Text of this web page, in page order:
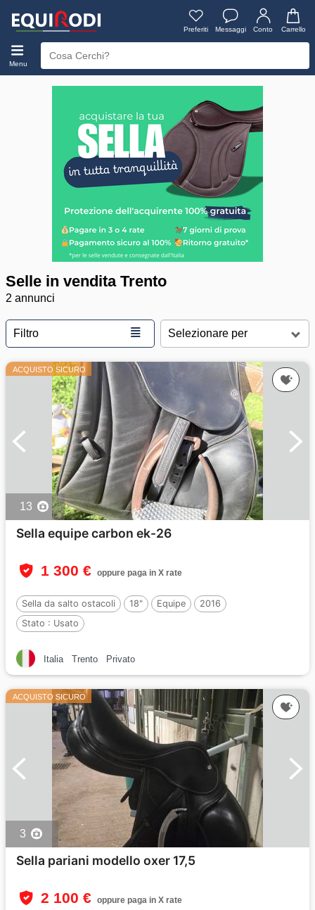
Preferiti Messaggi Conto Carrello
Menu
Selle in vendita Trento
2 annunci
Filtro ≣
ACQUISTO SICURO
13
Sella equipe carbon ek-26
1 300 € oppure paga in X rate
Sella da salto ostacoli 18" Equipe
2016
Stato : Usato
Italia Trento Privato
ACQUISTO SICURO
3
Sella pariani modello oxer 17,5
2 100 € oppure paga in X rate